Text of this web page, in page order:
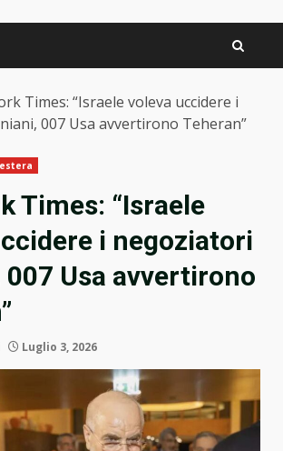
Times: “Israele voleva uccidere i
007 Usa avvertirono Teheran”
Times: “Israele
i negoziatori
Usa avvertirono
Luglio 3, 2026